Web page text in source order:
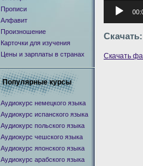
Аудиоплеер
Скачать:
Скачать
Прописи
Алфавит
Произношение
Карточки для изучения
Цены и зарплаты в странах
Популярные курсы
Аудиокурс немецкого языка
Аудиокурс испанского языка
Аудиокурс польского языка
Аудиокурс чешского языка
Аудиокурс японского языка
Аудиокурс арабского языка